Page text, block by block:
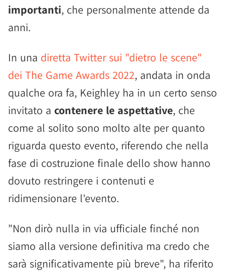
importanti, che personalmente attende da
anni.
In una diretta Twitter sui "dietro le scene"
dei The Game Awards 2022, andata in onda
qualche ora fa, Keighley ha in un certo senso
invitato a contenere le aspettative, che
come al solito sono molto alte per quanto
riguarda questo evento, riferendo che nella
fase di costruzione finale dello show hanno
dovuto restringere i contenuti e
ridimensionare l'evento.
"Non dirò nulla in via ufficiale finché non
siamo alla versione definitiva ma credo che
sarà significativamente più breve", ha riferito